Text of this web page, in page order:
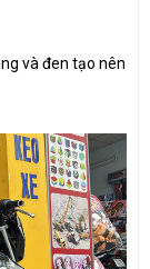
và đen tạo nên